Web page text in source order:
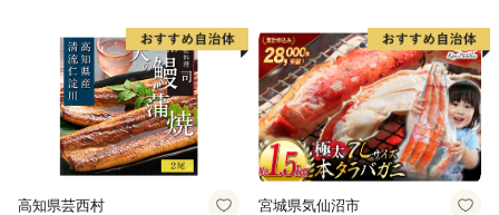
高知県芸西村 宮城県気仙沼市